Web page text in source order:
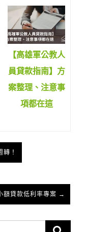
【高雄軍公教人
員貸款指南】方
案整理、注意事
項都在這
！
額貸款低利率專案 →